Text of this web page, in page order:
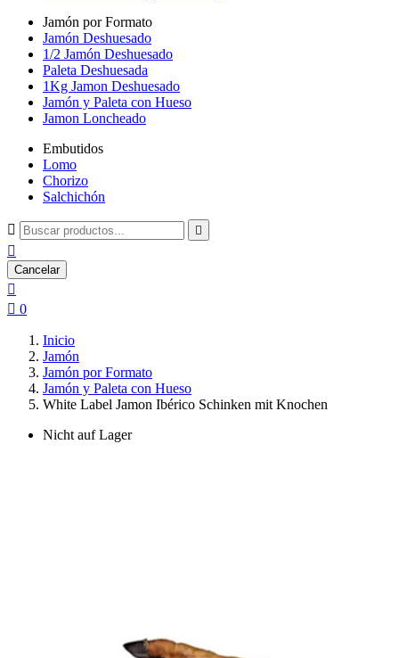
Jamón por Formato
Jamón Deshuesado
1/2 Jamón Deshuesado
Paleta Deshuesada
1Kg Jamon Deshuesado
Jamón y Paleta con Hueso
Jamon Loncheado
Embutidos
Lomo
Chorizo
Salchichón
 

Cancelar

 0
Inicio
Jamón
Jamón por Formato
Jamón y Paleta con Hueso
White Label Jamon Ibérico Schinken mit Knochen
Nicht auf Lager